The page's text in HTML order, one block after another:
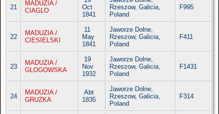
21
MADUZIA /
CIAGLO
Oct
1841
Rzeszow, Galicia,
Poland
F995
22
MADUZIA /
CIESIELSKI
11
May
1841
Jaworze Dolne,
Rzeszow, Galicia,
Poland
F411
23
MADUZIA /
GLOGOWSKA
19
Nov
1932
Jaworze Dolne,
Rzeszow, Galicia,
Poland
F1431
24
MADUZIA /
GRUZKA
Abt
1835
Jaworze Dolne,
Rzeszow, Galicia,
Poland
F314